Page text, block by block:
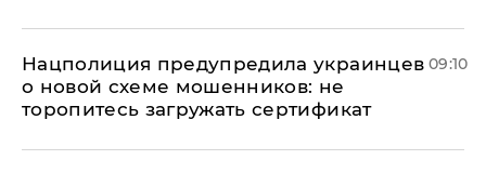
Нацполиция предупредила украинцев
о новой схеме мошенников: не
торопитесь загружать сертификат
09:10